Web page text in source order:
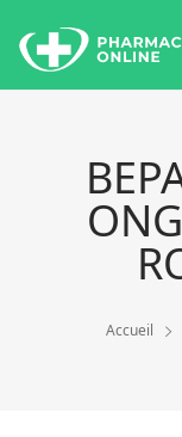
Accueil